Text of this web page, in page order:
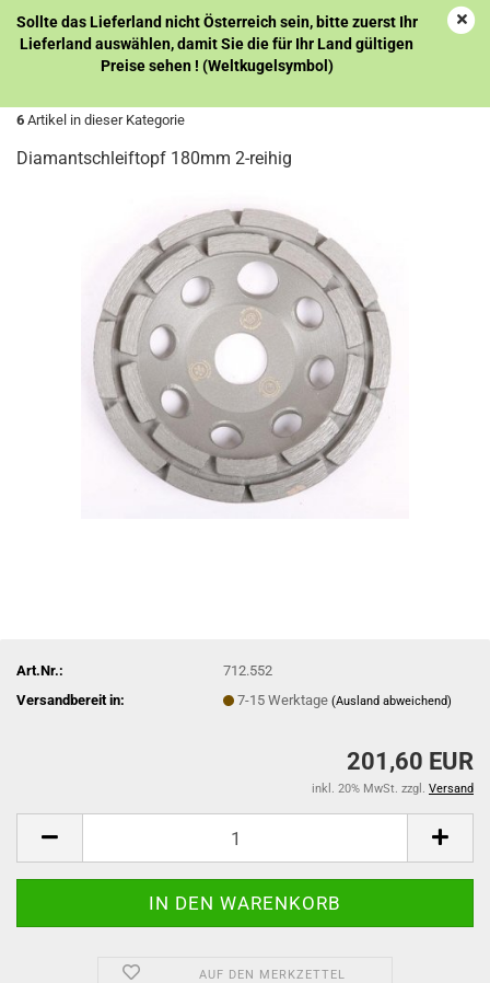
Sollte das Lieferland nicht Österreich sein, bitte zuerst Ihr
Lieferland auswählen, damit Sie die für Ihr Land gültigen
Preise sehen ! (Weltkugelsymbol)
6 Artikel in dieser Kategorie
Diamantschleiftopf 180mm 2-reihig
Art.Nr.:
712.552
Versandbereit in:
7-15 Werktage(Ausland abweichend)
201,60 EUR
inkl. 20% MwSt. zzgl. Versand
AUF DEN MERKZETTEL